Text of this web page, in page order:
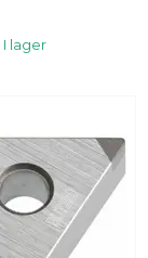
I lager